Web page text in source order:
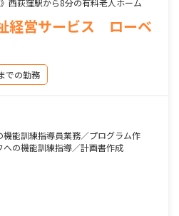
経営サービス ローベ
での勤務
機能訓練指導員業務／プログラム作
への機能訓練指導／計画書作成